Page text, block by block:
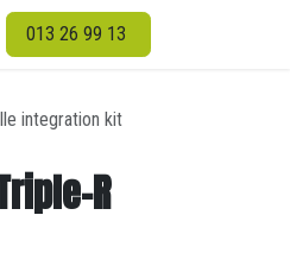
013 26 99 13
integration kit
R